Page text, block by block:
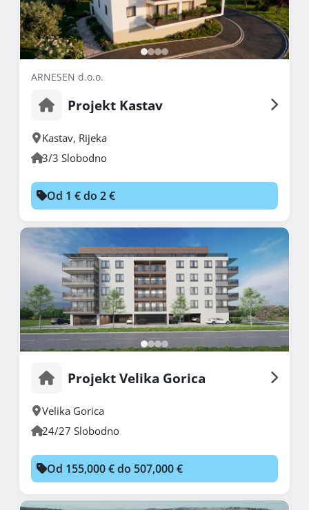
ARNESEN d.o.o.
Projekt Kastav
Kastav, Rijeka
3/3 Slobodno
Od 1 € do 2 €
Projekt Velika Gorica
Velika Gorica
24/27 Slobodno
Od 155,000 € do 507,000 €